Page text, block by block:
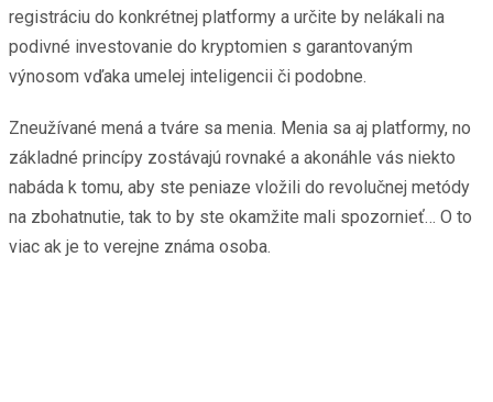
registráciu do konkrétnej platformy a určite by nelákali na
podivné investovanie do kryptomien s garantovaným
výnosom vďaka umelej inteligencii či podobne.
Zneužívané mená a tváre sa menia. Menia sa aj platformy, no
základné princípy zostávajú rovnaké a akonáhle vás niekto
nabáda k tomu, aby ste peniaze vložili do revolučnej metódy
na zbohatnutie, tak to by ste okamžite mali spozornieť… O to
viac ak je to verejne známa osoba.